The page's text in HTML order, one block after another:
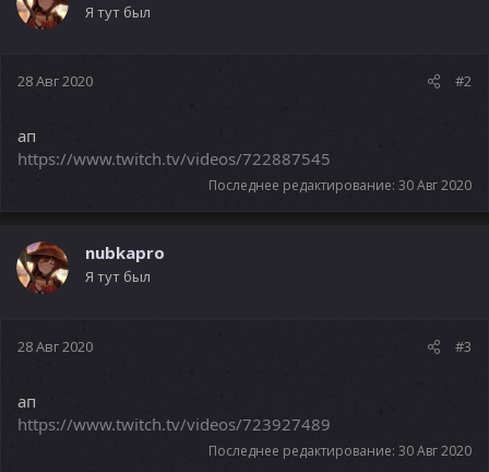
Я тут был
28 Авг 2020 #2
ап
https://www.twitch.tv/videos/722887545
Последнее редактирование: 30 Авг 2020
nubkapro
Я тут был
28 Авг 2020 #3
ап
https://www.twitch.tv/videos/723927489
Последнее редактирование: 30 Авг 2020